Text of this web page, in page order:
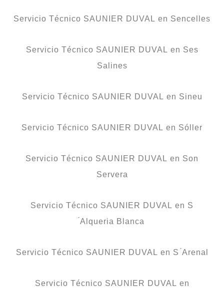
Servicio Técnico SAUNIER DUVAL en Sencelles
Servicio Técnico SAUNIER DUVAL en Ses
Salines
Servicio Técnico SAUNIER DUVAL en Sineu
Servicio Técnico SAUNIER DUVAL en Sóller
Servicio Técnico SAUNIER DUVAL en Son
Servera
Servicio Técnico SAUNIER DUVAL en S
́Alqueria Blanca
Servicio Técnico SAUNIER DUVAL en S ́Arenal
Servicio Técnico SAUNIER DUVAL en